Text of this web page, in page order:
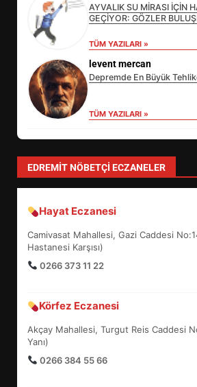
AYVALIK SU MİRASI İÇİN
GEÇİYOR: GÖZLER
TÜM YAZILARI »
levent mercan
Depremde En Büyük
TÜM YAZILARI »
EDREMIT NÖBETÇI ECZANELER
Hayat Eczanesi
Camivasat Mahallesi, Gazi Caddesi
Hastanesi Karşısı)
0266 373 11 22
Körfez Eczanesi
Akçay Mahallesi, Turgut Reis Caddesi
Yanı)
0266 384 55 66
3
EİB’DE KRİTİK
4
EDREMİT’İN
FİNALİNDE NE
5
BALIKESİR